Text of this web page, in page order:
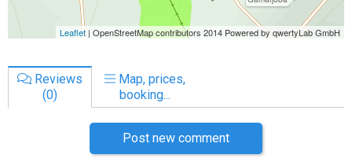
Reviews
(0)
Map, prices,
booking...
Post new comment